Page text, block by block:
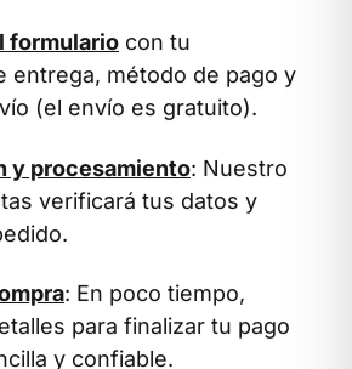
formulario con tu
entrega, método de pago y
(el envío es gratuito).
y procesamiento: Nuestro
verificará tus datos y
: En poco tiempo,
para finalizar tu pago
y confiable.